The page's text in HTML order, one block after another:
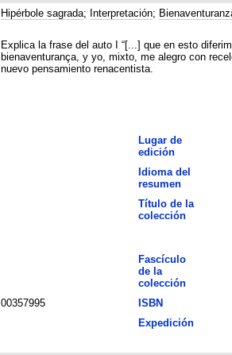
Hipérbole sagrada; Interpretación;
Explica la frase del auto I “[...] que en esto
bienaventurança, y yo, mixto, me alegro con
nuevo pensamiento renacentista.
Lugar de
edición
Idioma del
resumen
Título de la
colección
Fascículo
de la
colección
00357995
ISBN
Expedición